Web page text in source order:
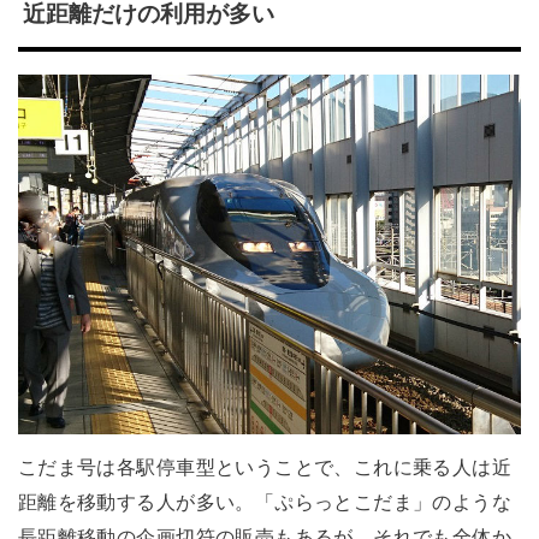
近距離だけの利用が多い
こだま号は各駅停車型ということで、これに乗る人は近
距離を移動する人が多い。「ぷらっとこだま」のような